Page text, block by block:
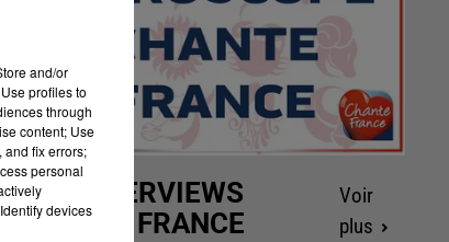
LES INTERVIEWS
CHANTE FRANCE
Voir
plus
and/or
profiles to
through
content; Use
and fix errors;
personal
devices